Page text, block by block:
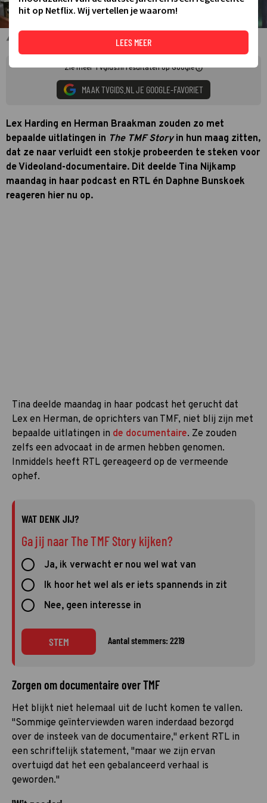
The TMF Story
Zie meer TVgids.nl resultaten op Google
MAAK TVGIDS.NL JE GOOGLE-FAVORIET
Lex Harding en Herman Braakman zouden zo met
bepaalde uitlatingen in The TMF Storyin hun maag zitten,
dat ze naar verluidt een stokje probeerden te steken voor
de Videoland-documentaire. Dit deelde Tina Nijkamp
maandag in haar podcast en RTL én Daphne Bunskoek
reageren hier nu op.
Tina deelde maandag in haar podcast het gerucht dat
Lex en Herman, de oprichters van TMF, niet blij zijn met
bepaalde uitlatingen in de documentaire. Ze zouden
zelfs een advocaat in de armen hebben genomen.
Inmiddels heeft RTL gereageerd op de vermeende
ophef.
WAT DENK JIJ?
Ga jij naar The TMF Story kijken?
Ja, ik verwacht er nou wel wat van
Ik hoor het wel als er iets spannends in zit
Nee, geen interesse in
STEM Aantal stemmers: 2219
Zorgen om documentaire over TMF
Het blijkt niet helemaal uit de lucht komen te vallen.
"Sommige geïnterviewden waren inderdaad bezorgd
over de insteek van de documentaire," erkent RTL in
een schriftelijk statement, "maar we zijn ervan
overtuigd dat het een gebalanceerd verhaal is
geworden."
hit op Netflix. Wij vertellen je waarom!
LEES MEER